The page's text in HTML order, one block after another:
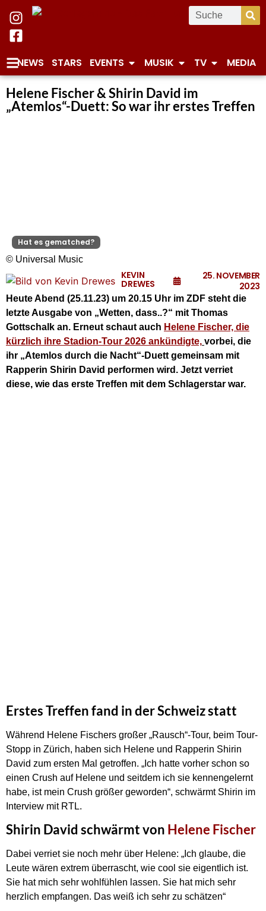
NEWS STARS EVENTS MUSIK TV MEDIA
Helene Fischer & Shirin David im
„Atemlos“-Duett: So war ihr erstes Treffen
Hat es gematched?
© Universal Music
KEVIN
DREWES
25. NOVEMBER
2023
Heute Abend (25.11.23) um 20.15 Uhr im ZDF steht die
letzte Ausgabe von „Wetten, dass..?“ mit Thomas
Gottschalk an. Erneut schaut auch Helene Fischer, die
kürzlich ihre Stadion-Tour 2026 ankündigte, vorbei, die
ihr „Atemlos durch die Nacht“-Duett gemeinsam mit
Rapperin Shirin David performen wird. Jetzt verriet
diese, wie das erste Treffen mit dem Schlagerstar war.
Erstes Treffen fand in der Schweiz statt
Während Helene Fischers großer „Rausch“-Tour, beim Tour-
Stopp in Zürich, haben sich Helene und Rapperin Shirin
David zum ersten Mal getroffen. „Ich hatte vorher schon so
einen Crush auf Helene und seitdem ich sie kennengelernt
habe, ist mein Crush größer geworden“, schwärmt Shirin im
Interview mit RTL.
Shirin David schwärmt von Helene Fischer
Dabei verriet sie noch mehr über Helene: „Ich glaube, die
Leute wären extrem überrascht, wie cool sie eigentlich ist.
Sie hat mich sehr wohlfühlen lassen. Sie hat mich sehr
herzlich empfangen. Das weiß ich sehr zu schätzen“